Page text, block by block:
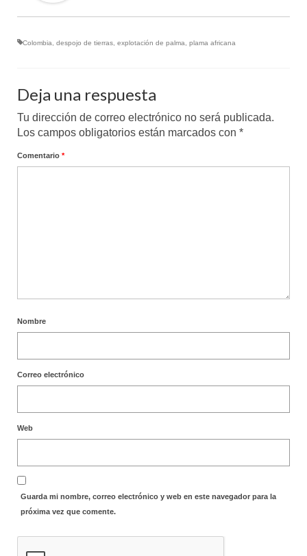
Colombia despojo de tierras explotación de palma plama africana
Deja una respuesta
Tu dirección de correo electrónico no será publicada.
Los campos obligatorios están marcados con *
Comentario *
Nombre
Correo electrónico
Web
Guarda mi nombre, correo electrónico y web en este navegador para la
próxima vez que comente.